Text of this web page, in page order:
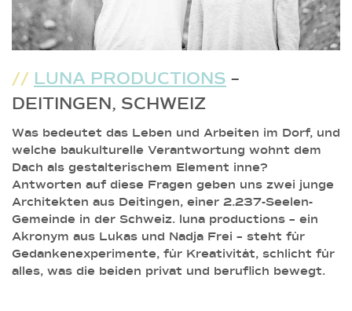
// LUNA PRODUCTIONS –
DEITINGEN, SCHWEIZ
Was bedeutet das Leben und Arbeiten im Dorf, und
welche baukulturelle Verantwortung wohnt dem
Dach als gestalterischem Element inne?
Antworten auf diese Fragen geben uns zwei junge
Architekten aus Deitingen, einer 2.237-Seelen-
Gemeinde in der Schweiz. luna productions – ein
Akronym aus Lukas und Nadja Frei – steht für
Gedankenexperimente, für Kreativität, schlicht für
alles, was die beiden privat und beruflich bewegt.